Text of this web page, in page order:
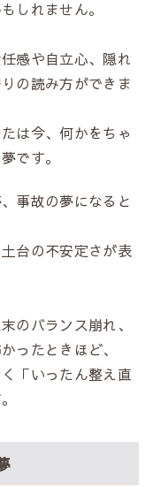
しれません。
感や自立心、隠れ
の読み方ができま
は今、何かをちゃ
です。
事故の夢になると
台の不安定さが表
のバランス崩れ、
ったときほど、
「いったん整え直